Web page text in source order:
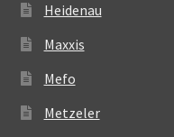
Heidenau
Maxxis
Mefo
Metzeler